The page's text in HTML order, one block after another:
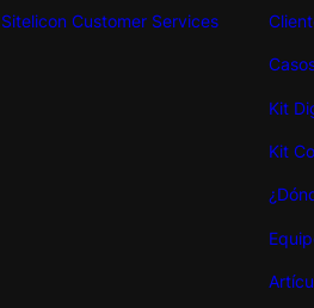
Sitelicon Customer Services
Kit
Kit